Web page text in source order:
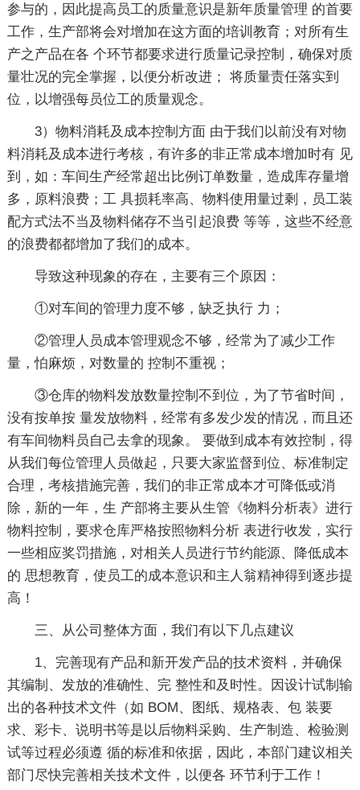
参与的，因此提高员工的质量意识是新年质量管理 的首要
工作，生产部将会对增加在这方面的培训教育；对所有生
产之产品在各 个环节都要求进行质量记录控制，确保对质
量壮况的完全掌握，以便分析改进； 将质量责任落实到
位，以增强每员位工的质量观念。
3）物料消耗及成本控制方面 由于我们以前没有对物
料消耗及成本进行考核，有许多的非正常成本增加时有 见
到，如：车间生产经常超出比例订单数量，造成库存量增
多，原料浪费；工 具损耗率高、物料使用量过剩，员工装
配方式法不当及物料储存不当引起浪费 等等，这些不经意
的浪费都都增加了我们的成本。
导致这种现象的存在，主要有三个原因：
①对车间的管理力度不够，缺乏执行 力；
②管理人员成本管理观念不够，经常为了减少工作
量，怕麻烦，对数量的 控制不重视；
③仓库的物料发放数量控制不到位，为了节省时间，
没有按单按 量发放物料，经常有多发少发的情况，而且还
有车间物料员自己去拿的现象。 要做到成本有效控制，得
从我们每位管理人员做起，只要大家监督到位、标准制定
合理，考核措施完善，我们的非正常成本才可降低或消
除，新的一年，生 产部将主要从生管《物料分析表》进行
物料控制，要求仓库严格按照物料分析 表进行收发，实行
一些相应奖罚措施，对相关人员进行节约能源、降低成本
的 思想教育，使员工的成本意识和主人翁精神得到逐步提
高！
三、从公司整体方面，我们有以下几点建议
1、完善现有产品和新开发产品的技术资料，并确保
其编制、发放的准确性、完 整性和及时性。因设计试制输
出的各种技术文件（如 BOM、图纸、规格表、包 装要
求、彩卡、说明书等是以后物料采购、生产制造、检验测
试等过程必须遵 循的标准和依据，因此，本部门建议相关
部门尽快完善相关技术文件，以便各 环节利于工作！